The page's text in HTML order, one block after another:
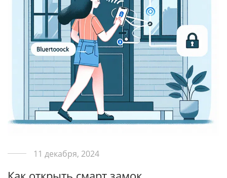
11 декабря, 2024